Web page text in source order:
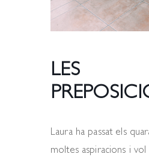
LES
Laura ha passat els
moltes aspiracions i vol